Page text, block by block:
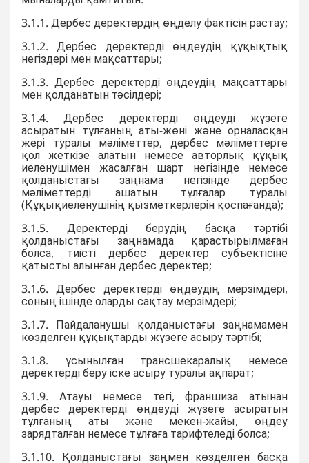
3.1.1. Дербес деректердің өңделу фактісін растау;
3.1.2. Дербес деректерді өңдеудің құқықтық
негіздері мен мақсаттары;
3.1.3. Дербес деректерді өңдеудің мақсаттары
мен қолданатын тәсілдері;
3.1.4. Дербес деректерді өңдеуді жүзеге
асыратын тұлғаның аты-жөні және орналасқан
жері туралы мәліметтер, дербес мәліметтерге
қол жеткізе алатын немесе авторлық құқық
иеленушімен жасалған шарт негізінде немесе
қолданыстағы заңнама негізінде дербес
мәліметтерді ашатын тұлғалар туралы
(Құқықиеленушінің қызметкерлерін қоспағанда);
3.1.5. Деректерді берудің басқа тəртібі
қолданыстағы заңнамада қарастырылмаған
болса, тиісті дербес деректер субъектісіне
қатысты алынған дербес деректер;
3.1.6. Дербес деректерді өңдеудің мерзімдері,
соның ішінде оларды сақтау мерзімдері;
3.1.7. Пайдаланушы қолданыстағы заңнамамен
көзделген құқықтарды жүзеге асыру тәртібі;
3.1.8. ұсынылған трансшекаралық немесе
деректерді беру іске асыру туралы ақпарат;
3.1.9. Атауы немесе тегі, франшиза атынан
дербес деректерді өңдеуді жүзеге асыратын
тұлғаның аты және мекен-жайы, өңдеу
зарядталған немесе тұлғаға тарифтеледі болса;